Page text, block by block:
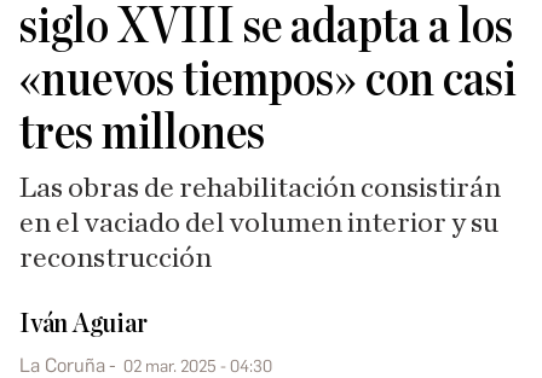
siglo XVIII se adapta a los
«nuevos tiempos» con casi
tres millones
Las obras de rehabilitación consistirán
en el vaciado del volumen interior y su
reconstrucción
Iván Aguiar
La Coruña 02 mar. 2025 - 04:30